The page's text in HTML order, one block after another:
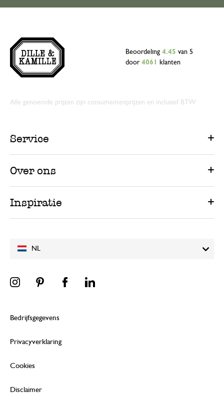
NL
Beoordeling 4.45 van 5
door 4061 klanten
Alle genoemde prijzen zijn consumentenprijzen en inclusief BTW.
Service
Over ons
Inspiratie
Bedrijfsgegevens
Privacyverklaring
Cookies
Disclaimer